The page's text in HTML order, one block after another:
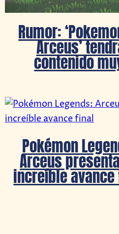
Rumor:
Arceus’
contenido
Pokémon
Arceus
increíble